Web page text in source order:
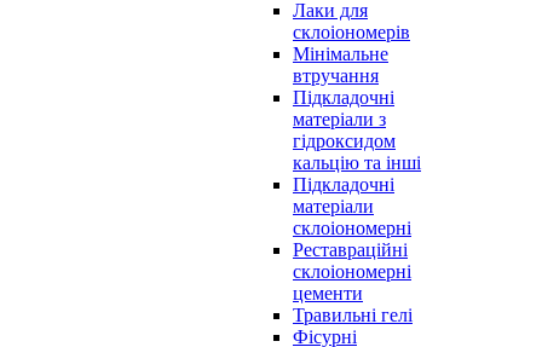
Лаки для
склоіономерів
Мінімальне
втручання
Підкладочні
матеріали з
гідроксидом
кальцію та інші
Підкладочні
матеріали
склоіономерні
Реставраційні
склоіономерні
цементи
Травильні гелі
Фісурні